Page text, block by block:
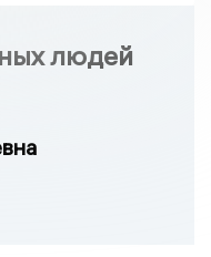
людей